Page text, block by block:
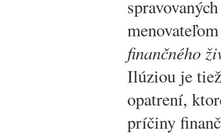
finančného
Ilúziou je
opatrení,
príčiny